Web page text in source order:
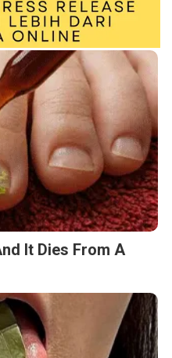
It Dies From A